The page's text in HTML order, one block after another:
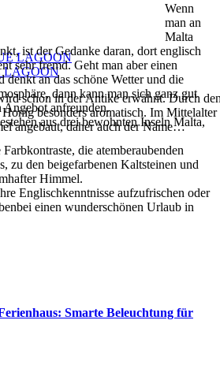
LAGOON
schon in der Antike erwähnt. Durch
besonders aromatisch. Im
angebaut, daher auch der Name…
Wenn
man an
Malta
ist der Gedanke daran, dort englisch
sehr fremd. Geht man aber einen
denkt an das schöne Wetter und die
dann kann man sich ganz gut
anfreunden.
aus drei bewohnten Inseln Malta,
die atemberaubenden
zu den beigefarbenen Kaltsteinen und
Himmel.
Englischkenntnisse aufzufrischen oder
einen wunderschönen Urlaub in
Smarte Beleuchtung für